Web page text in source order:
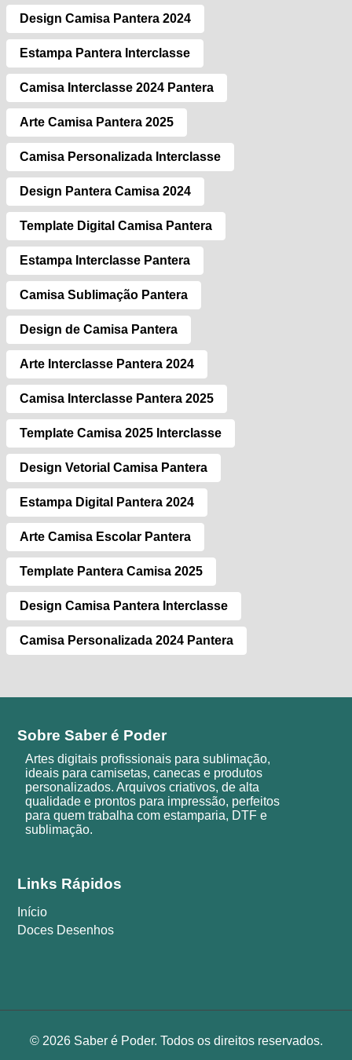
Design Camisa Pantera 2024
Estampa Pantera Interclasse
Camisa Interclasse 2024 Pantera
Arte Camisa Pantera 2025
Camisa Personalizada Interclasse
Design Pantera Camisa 2024
Template Digital Camisa Pantera
Estampa Interclasse Pantera
Camisa Sublimação Pantera
Design de Camisa Pantera
Arte Interclasse Pantera 2024
Camisa Interclasse Pantera 2025
Template Camisa 2025 Interclasse
Design Vetorial Camisa Pantera
Estampa Digital Pantera 2024
Arte Camisa Escolar Pantera
Template Pantera Camisa 2025
Design Camisa Pantera Interclasse
Camisa Personalizada 2024 Pantera
Sobre Saber é Poder
Artes digitais profissionais para sublimação,
ideais para camisetas, canecas e produtos
personalizados. Arquivos criativos, de alta
qualidade e prontos para impressão, perfeitos
para quem trabalha com estamparia, DTF e
sublimação.
Links Rápidos
Início
Doces Desenhos
© 2026 Saber é Poder. Todos os direitos reservados.